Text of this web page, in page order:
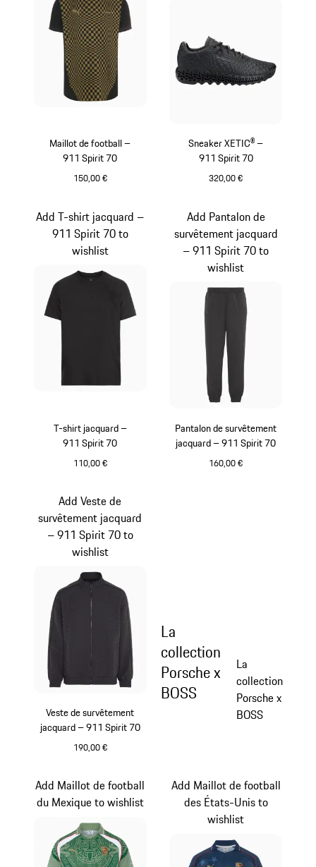
Maillot de football –
911 Spirit 70
150,00 €
Sneaker XETIC® –
911 Spirit 70
320,00 €
T-shirt jacquard –
911 Spirit 70
110,00 €
Add T-shirt jacquard –
911 Spirit 70 to
wishlist
Pantalon de survêtement
jacquard – 911 Spirit 70
160,00 €
Add Pantalon de
survêtement jacquard
– 911 Spirit 70 to
wishlist
Veste de survêtement
jacquard – 911 Spirit 70
190,00 €
Add Veste de
survêtement jacquard
– 911 Spirit 70 to
wishlist
La
collection
Porsche x
BOSS
La
collection
Porsche x
BOSS
Add Maillot de football
du Mexique to wishlist
Add Maillot de football
des États-Unis to
wishlist